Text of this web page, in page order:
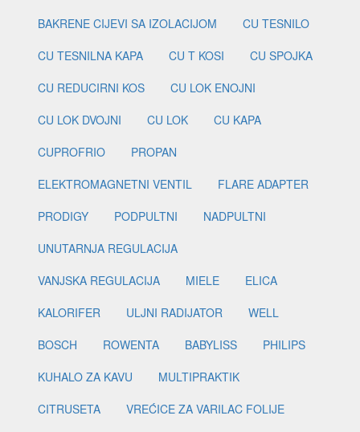
BAKRENE CIJEVI SA IZOLACIJOM
CU TESNILO
CU TESNILNA KAPA
CU T KOSI
CU SPOJKA
CU REDUCIRNI KOS
CU LOK ENOJNI
CU LOK DVOJNI
CU LOK
CU KAPA
CUPROFRIO
PROPAN
ELEKTROMAGNETNI VENTIL
FLARE ADAPTER
PRODIGY
PODPULTNI
NADPULTNI
UNUTARNJA REGULACIJA
VANJSKA REGULACIJA
MIELE
ELICA
KALORIFER
ULJNI RADIJATOR
WELL
BOSCH
ROWENTA BABYLISS
PHILIPS
KUHALO ZA KAVU
MULTIPRAKTIK
CITRUSETA
VREĆICE ZA VARILAC FOLIJE